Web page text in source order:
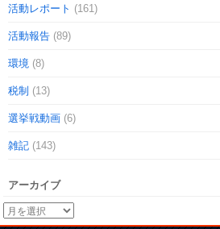
活動レポート (161)
活動報告 (89)
環境 (8)
税制 (13)
選挙戦動画 (6)
雑記 (143)
アーカイブ